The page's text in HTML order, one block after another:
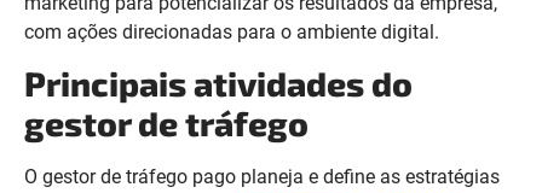
com ações direcionadas para o ambiente digital.
Principais atividades do
gestor de tráfego
O gestor de tráfego pago planeja e define as estratégias